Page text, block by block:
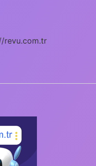
revu.com.tr